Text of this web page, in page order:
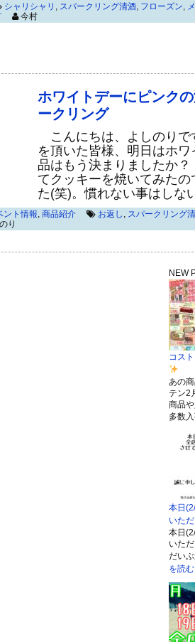
シャリシャリ スパークリング清酒 フローズン
今村
ホワイトデーにピンク
ークリング
こんにちは、よしのりで
を頂いた皆様、明日はホ
品はもう決まりましたか
てクッキーを焼いてみた
た(笑)。慣れない事はしな
ント情報, 商品紹介 お返し , スパークリング
り
NEW
コス
あの
テン2
商品
多数
本日
いただ
本日
いた
だい
を読む